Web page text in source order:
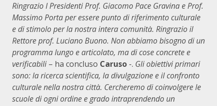
Ringrazio I Presidenti Prof. Giacomo Pace Gravina e Prof.
Massimo Porta per essere punto di riferimento culturale
e di stimolo per la nostra intera comunità. Ringrazio il
Rettore prof. Luciano Buono. Non abbiamo bisogno di un
programma lungo e articolato, ma di cose concrete e
verificabili – ha concluso Caruso -. Gli obiettivi primari
sono: la ricerca scientifica, la divulgazione e il confronto
culturale nella nostra città. Cercheremo di coinvolgere le
scuole di ogni ordine e grado intraprendendo un